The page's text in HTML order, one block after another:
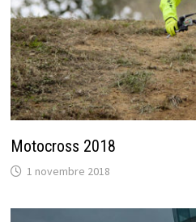
Motocross 2018
1 novembre 2018